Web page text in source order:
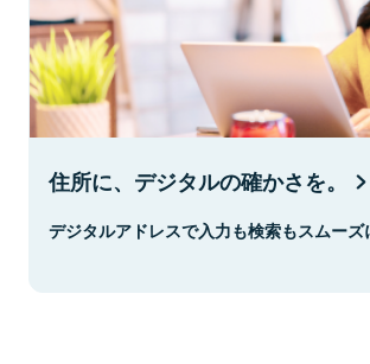
住所に、デジタルの確かさを。
デジタルアドレスで入力も検索もスムーズ